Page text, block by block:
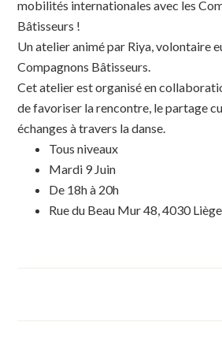
mobilités internationales avec les
Bâtisseurs !
Un atelier animé par Riya, volontaire
Compagnons Bâtisseurs.
Cet atelier est organisé en
de favoriser la rencontre, le partage
échanges à travers la danse.
Tous niveaux
Mardi 9 Juin
De 18h à 20h
Rue du Beau Mur 48, 4030 Liège